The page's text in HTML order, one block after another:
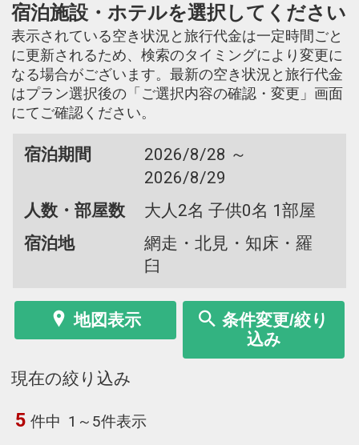
宿泊施設・ホテルを選択してください
表示されている空き状況と旅行代金は一定時間ごと
に更新されるため、検索のタイミングにより変更に
なる場合がございます。最新の空き状況と旅行代金
はプラン選択後の「ご選択内容の確認・変更」画面
にてご確認ください。
宿泊期間
2026/8/28 ～
2026/8/29
人数・部屋数
大人2名 子供0名 1部屋
宿泊地
網走・北見・知床・羅
臼
地図表示
条件変更/絞り
込み
現在の絞り込み
5 件中 1～5件表示